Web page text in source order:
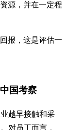
源，并在一定程
报，这是评估一
国考察
越早接触和采
对员工而言，